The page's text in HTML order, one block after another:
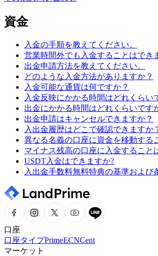
資金
入金の手順を教えてください。
営業時間外でも入金することはでき
出金申請方法を教えてください。
どのような入金方法がありますか？
入金可能な通貨は何ですか？
入金反映にかかる時間はどれくらい
出金にかかる時間はどれくらいです
出金申請はキャンセルできますか？
入出金履歴はどこで確認できますか
異なる名義の口座に資金を移動する
マイナス残高の口座に入金すること
USDT入金はできますか?
入出金手数料無料特典の基準および
口座
口座タイプPrimeECNCent
マーケット